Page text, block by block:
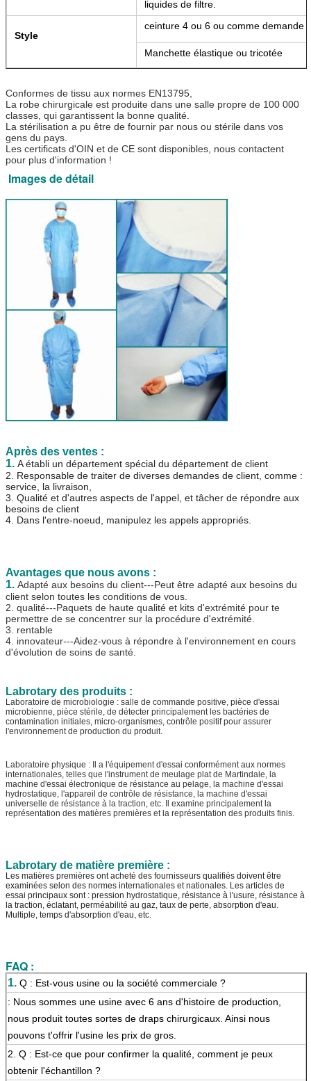
liquides de filtre.
Style
ceinture 4 ou 6 ou comme demande
Manchette élastique ou tricotée
Conformes de tissu aux normes EN13795,
La robe chirurgicale est produite dans une salle propre de 100 000
classes, qui garantissent la bonne qualité.
La stérilisation a pu être de fournir par nous ou stérile dans vos
gens du pays.
Les certificats d'OIN et de CE sont disponibles, nous contactent
pour plus d'information !
Images de détail
Après des ventes :
1. A établi un département spécial du département de client
2. Responsable de traiter de diverses demandes de client, comme :
service, la livraison,
3. Qualité et d'autres aspects de l'appel, et tâcher de répondre aux
besoins de client
4. Dans l'entre-noeud, manipulez les appels appropriés.
Avantages que nous avons :
1. Adapté aux besoins du client---Peut être adapté aux besoins du
client selon toutes les conditions de vous.
2. qualité---Paquets de haute qualité et kits d'extrémité pour te
permettre de se concentrer sur la procédure d'extrémité.
3. rentable
4. innovateur---Aidez-vous à répondre à l'environnement en cours
d'évolution de soins de santé.
Labrotary des produits :
Laboratoire de microbiologie : salle de commande positive, pièce d'essai
microbienne, pièce stérile, de détecter principalement les bactéries de
contamination initiales, micro-organismes, contrôle positif pour assurer
l'environnement de production du produit.
Laboratoire physique : Il a l'équipement d'essai conformément aux normes
internationales, telles que l'instrument de meulage plat de Martindale, la
machine d'essai électronique de résistance au pelage, la machine d'essai
hydrostatique, l'appareil de contrôle de résistance, la machine d'essai
universelle de résistance à la traction, etc. Il examine principalement la
représentation des matières premières et la représentation des produits finis.
Labrotary de matière première :
Les matières premières ont acheté des fournisseurs qualifiés doivent être
examinées selon des normes internationales et nationales. Les articles de
essai principaux sont : pression hydrostatique, résistance à l'usure, résistance à
la traction, éclatant, perméabilité au gaz, taux de perte, absorption d'eau.
Multiple, temps d'absorption d'eau, etc.
FAQ :
1. Q : Est-vous usine ou la société commerciale ?
: Nous sommes une usine avec 6 ans d'histoire de production,
nous produit toutes sortes de draps chirurgicaux. Ainsi nous
pouvons t'offrir l'usine les prix de gros.
2. Q : Est-ce que pour confirmer la qualité, comment je peux
obtenir l'échantillon ?